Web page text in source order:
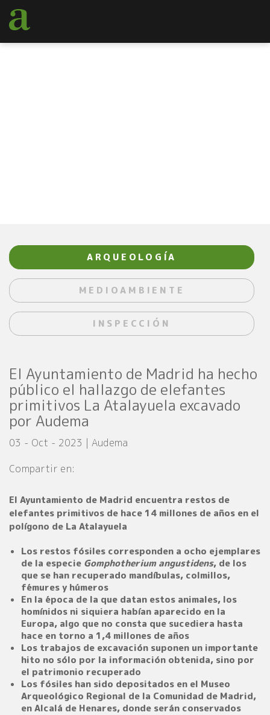
ARQUEOLOGÍA
MEDIOAMBIENTE
INSPECCIÓN
El Ayuntamiento de Madrid ha hecho
público el hallazgo de elefantes
primitivos La Atalayuela excavado
por Audema
03 - Oct - 2023 | Audema
Compartir en:
El Ayuntamiento de Madrid encuentra restos de
elefantes primitivos de hace 14 millones de años en el
polígono de La Atalayuela
Los restos fósiles corresponden a ocho ejemplares
de la especie Gomphotherium angustidens, de los
que se han recuperado mandíbulas, colmillos,
fémures y húmeros
En la época de la que datan estos animales, los
homínidos ni siquiera habían aparecido en la
Europa, algo que no consta que sucediera hasta
hace en torno a 1,4 millones de años
Los trabajos de excavación suponen un importante
hito no sólo por la información obtenida, sino por
el patrimonio recuperado
Los fósiles han sido depositados en el Museo
Arqueológico Regional de la Comunidad de Madrid,
en Alcalá de Henares, donde serán conservados